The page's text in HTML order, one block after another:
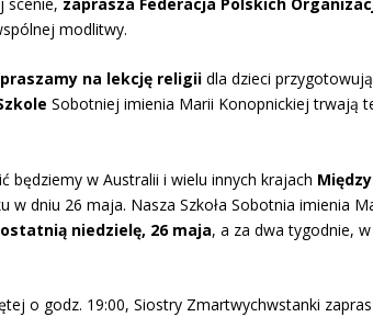
modlitwy.
na lekcję religii dla dzieci
Sobotniej imienia Marii Konopnickiej trwają
będziemy w Australii i wielu innych krajach
w dniu 26 maja. Nasza Szkoła Sobotnia imienia
niedzielę, 26 maja, a za dwa tygodnie,
o godz. 19:00, Siostry Zmartwychwstanki